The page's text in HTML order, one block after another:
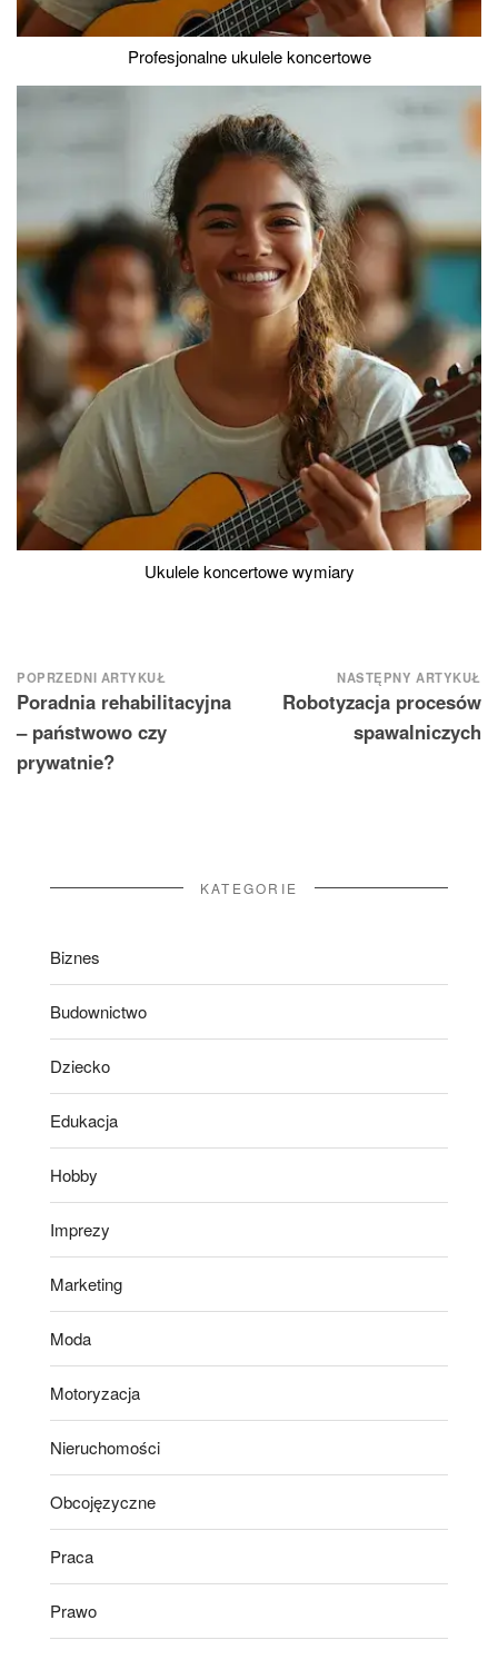
Profesjonalne ukulele koncertowe
Ukulele koncertowe wymiary
Nawigacja
wpisu
POPRZEDNI ARTYKUŁ
Poradnia rehabilitacyjna
– państwowo czy
prywatnie?
NASTĘPNY ARTYKUŁ
Robotyzacja procesów
spawalniczych
KATEGORIE
Biznes
Budownictwo
Dziecko
Edukacja
Hobby
Imprezy
Marketing
Moda
Motoryzacja
Nieruchomości
Obcojęzyczne
Praca
Prawo